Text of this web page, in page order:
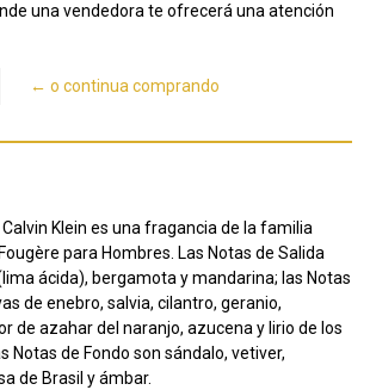
una vendedora te ofrecerá una atención
← o continua comprando
Klein es una fragancia de la familia
para Hombres. Las Notas de Salida
ácida), bergamota y mandarina; las Notas
de enebro, salvia, cilantro, geranio,
de azahar del naranjo, azucena y lirio de los
Notas de Fondo son sándalo, vetiver,
de Brasil y ámbar.